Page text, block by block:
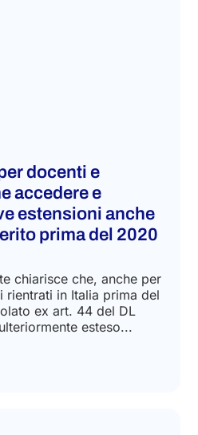
docenti e
accedere e
estensioni anche
prima del 2020
chiarisce che, anche per
rientrati in Italia prima del
ex art. 44 del DL
esteso...